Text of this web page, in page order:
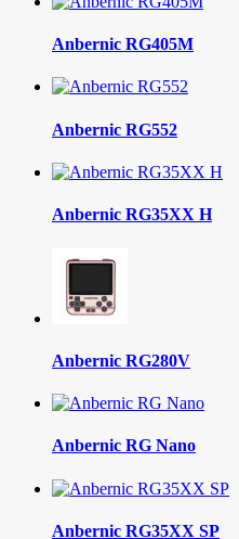
Anbernic RG405M
Anbernic RG552
Anbernic RG35XX H
Anbernic RG280V
Anbernic RG Nano
Anbernic RG35XX SP